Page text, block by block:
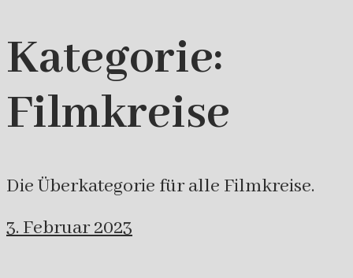
Kategorie:
Filmkreise
Die Überkategorie für alle Filmkreise.
3. Februar 2023